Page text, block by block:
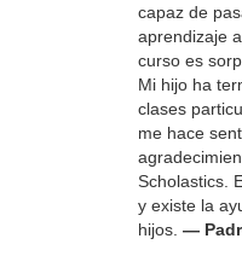
capaz de
aprendizaje
curso es
Mi hijo ha
clases
me hace
Scholastics.
y existe la
hijos. —